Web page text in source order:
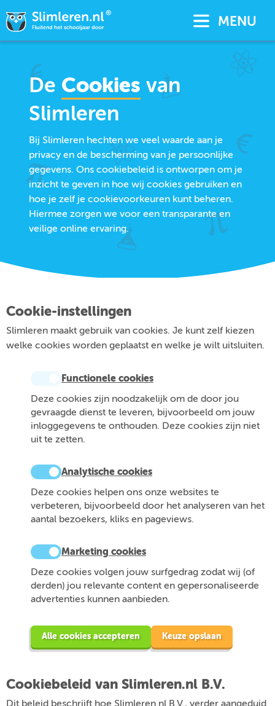
MENU
De Cookies van
Slimleren
Bij Slimleren hechten we veel waarde aan je
privacy en de bescherming van je persoonlijke
gegevens. Ons cookiebeleid is ontworpen om je
inzicht te geven in hoe wij cookies gebruiken en
hoe je zelf je cookievoorkeuren kunt beheren.
Hiermee zorgen we voor een transparante en
veilige online ervaring.
Cookie-instellingen
Slimleren maakt gebruik van cookies. Je kunt zelf kiezen
welke cookies worden geplaatst en welke je wilt uitsluiten.
Functionele cookies
Deze cookies zijn noodzakelijk om de door jou
gevraagde dienst te leveren, bijvoorbeeld om jouw
inloggegevens te onthouden. Deze cookies zijn niet
uit te zetten.
Analytische cookies
Deze cookies helpen ons onze websites te
verbeteren, bijvoorbeeld door het analyseren van het
aantal bezoekers, kliks en pageviews.
Marketing cookies
Deze cookies volgen jouw surfgedrag zodat wij (of
derden) jou relevante content en gepersonaliseerde
advertenties kunnen aanbieden.
Alle cookies accepteren Keuze opslaan
Cookiebeleid van Slimleren.nl B.V.
Dit beleid beschrijft hoe Slimleren.nl B.V., verder aangeduid